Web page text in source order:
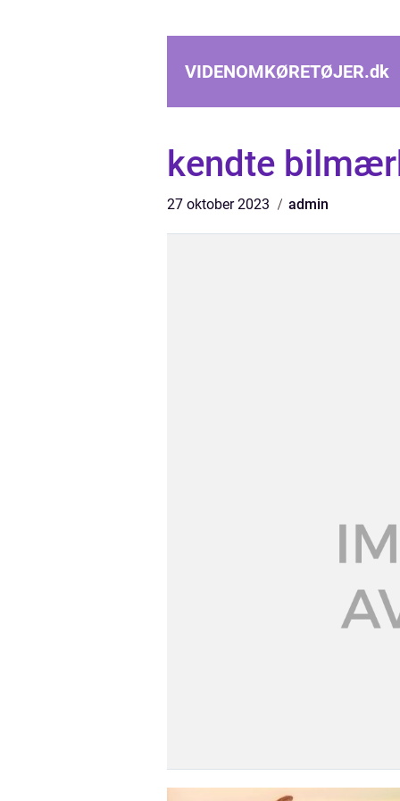
VIDENOMKØRETØJER.dk
kendte
27 oktober 2023 admin